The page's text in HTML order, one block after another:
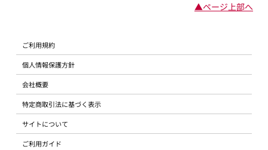
▲ページ上部へ
ご利用規約
個人情報保護方針
会社概要
特定商取引法に基づく表示
サイトについて
ご利用ガイド